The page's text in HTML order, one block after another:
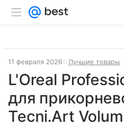
11 февраля 2026 Лучшие товары
L'Oreal
для
Tecni.Art